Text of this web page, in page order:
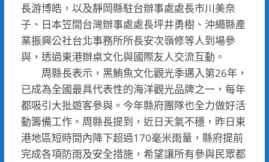
長游博皓，以及靜岡縣駐台辦事處處長市川美奈
子、日本笠間台灣辦事處處長坪井勇樹、沖繩縣產
業振興公社台北事務所所長安次嶺修等人到場參
與，透過東港辦桌文化與國際友人交流互動。
周縣長表示，黑鮪魚文化觀光季邁入第26年，
已成為全國最具代表性的海洋觀光品牌之一，每年
都吸引大批遊客參與。今年縣府團隊也全力做好活
動籌備工作。周縣長提到，近日天氣不穩，昨日東
港地區短時間內降下超過170毫米雨量，縣府提前
完成各項防雨及安全措施，希望讓所有參與民眾都